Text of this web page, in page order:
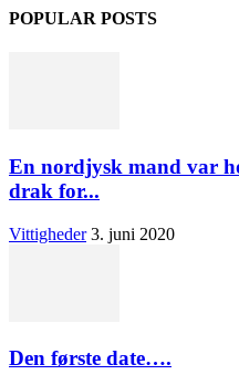
POPULAR POSTS
En nordjysk mand var
drak for...
Vittigheder 3. juni 2020
Den første date….